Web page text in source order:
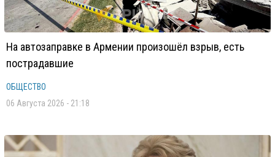
На автозаправке в Армении произошёл взрыв, есть
пострадавшие
ОБЩЕСТВО
06 Августа 2026 - 21:18